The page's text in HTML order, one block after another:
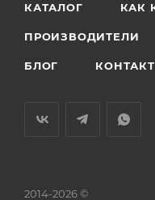
КАТАЛОГ КАК
ПРОИЗВОДИТЕЛИ
БЛОГ
2014-2026 ©